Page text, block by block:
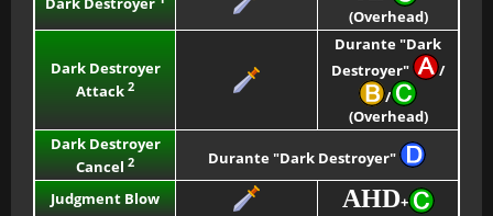
(Overhead)
Dark Destroyer
Attack 2
Durante "Dark
Destroyer"
/
/
(Overhead)
Dark Destroyer
Cancel 2 Durante "Dark Destroyer"
Judgment Blow AHD+